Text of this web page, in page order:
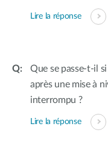
Lire la réponse
Que se passe-t-il
après une mise à
interrompu ?
Lire la réponse